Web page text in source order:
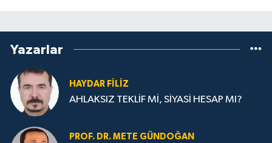
Yazarlar
HAYDAR FİLİZ
AHLAKSIZ TEKLİF Mİ, SİYASİ HESAP MI?
PROF. DR. METE GÜNDOĞAN